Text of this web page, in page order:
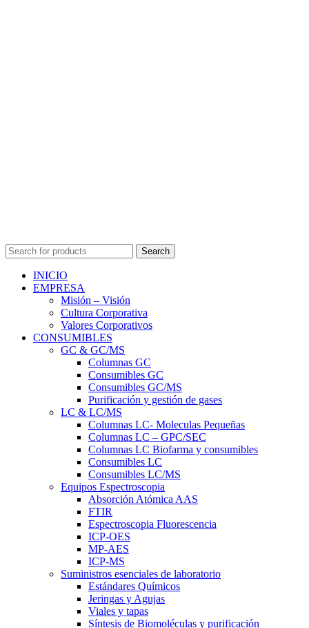
Search
INICIO
EMPRESA
Misión – Visión
Cultura Corporativa
Valores Corporativos
CONSUMIBLES
GC & GC/MS
Columnas GC
Consumibles GC
Consumibles GC/MS
Purificación y gestión de gases
LC & LC/MS
Columnas LC- Moleculas Pequeñas
Columnas LC – GPC/SEC
Columnas LC Biofarma y consumibles
Consumibles LC
Consumibles LC/MS
Equipos Espectroscopia
Absorción Atómica AAS
FTIR
Espectroscopia Fluorescencia
ICP-OES
MP-AES
ICP-MS
Suministros esenciales de laboratorio
Estándares Químicos
Jeringas y Agujas
Viales y tapas
Síntesis de Biomoléculas y purificación